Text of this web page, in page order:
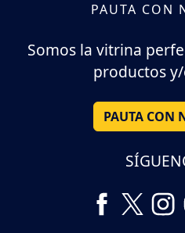
PAUTA CON
Somos la vitrina
productos
PAUTA CON